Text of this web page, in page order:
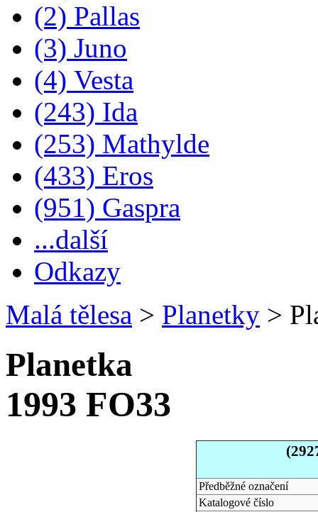
(2) Pallas
(3) Juno
(4) Vesta
(243) Ida
(253) Mathylde
(433) Eros
(951) Gaspra
...další
Odkazy
Malá tělesa > Planetky >
Planetka
1993 FO33
Předběžné označení
Katalogové číslo